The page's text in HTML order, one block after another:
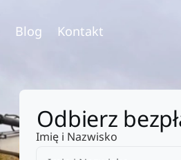
Blog Kontakt
Odbierz
Imię i Nazwisko